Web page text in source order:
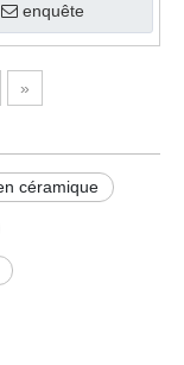
enquête
»
céramique